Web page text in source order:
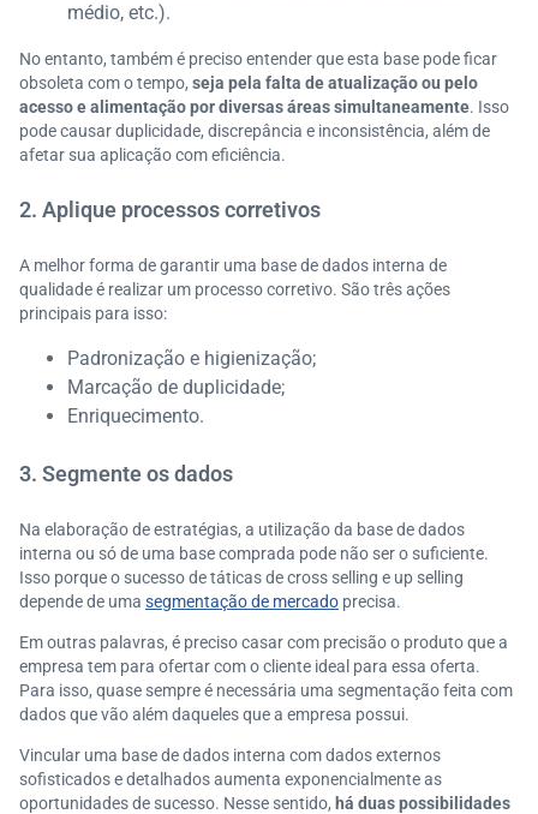
médio, etc.).
No entanto, também é preciso entender que esta base pode ficar
obsoleta com o tempo, seja pela falta de atualização ou pelo
acesso e alimentação por diversas áreas simultaneamente. Isso
pode causar duplicidade, discrepância e inconsistência, além de
afetar sua aplicação com eficiência.
2. Aplique processos corretivos
A melhor forma de garantir uma base de dados interna de
qualidade é realizar um processo corretivo. São três ações
principais para isso:
Padronização e higienização;
Marcação de duplicidade;
Enriquecimento.
3. Segmente os dados
Na elaboração de estratégias, a utilização da base de dados
interna ou só de uma base comprada pode não ser o suficiente.
Isso porque o sucesso de táticas de cross selling e up selling
depende de uma segmentação de mercado precisa.
Em outras palavras, é preciso casar com precisão o produto que a
empresa tem para ofertar com o cliente ideal para essa oferta.
Para isso, quase sempre é necessária uma segmentação feita com
dados que vão além daqueles que a empresa possui.
Vincular uma base de dados interna com dados externos
sofisticados e detalhados aumenta exponencialmente as
oportunidades de sucesso. Nesse sentido, há duas possibilidades